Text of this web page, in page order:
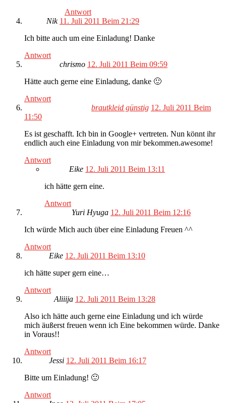
Antwort
Nik 11. Juli 2011 Beim 21:29
Ich bitte auch um eine Einladung! Danke
Antwort
chrismo 12. Juli 2011 Beim 09:59
Hätte auch gerne eine Einladung, danke 🙂
Antwort
brautkleid günstig 12. Juli 2011 Beim
11:50
Es ist geschafft. Ich bin in Google+ vertreten. Nun könnt ihr
endlich auch eine Einladung von mir bekommen.awesome!
Antwort
Eike 12. Juli 2011 Beim 13:11
ich hätte gern eine.
Antwort
Yuri Hyuga 12. Juli 2011 Beim 12:16
Ich würde Mich auch über eine Einladung Freuen ^^
Antwort
Eike 12. Juli 2011 Beim 13:10
ich hätte super gern eine…
Antwort
Aliiija 12. Juli 2011 Beim 13:28
Also ich hätte auch gerne eine Einladung und ich würde
mich äußerst freuen wenn ich Eine bekommen würde. Danke
in Voraus!!
Antwort
Jessi 12. Juli 2011 Beim 16:17
Bitte um Einladung! 🙂
Antwort